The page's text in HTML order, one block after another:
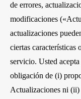
de errores,
modificaciones
actualizaciones
ciertas características
servicio. Usted
obligación de (i)
Actualizaciones ni (ii)